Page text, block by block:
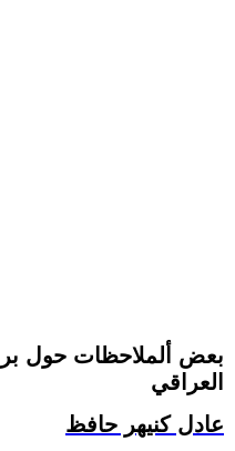
بعض ألملاحظات حول
العراقي
عادل كنيهر حافظ